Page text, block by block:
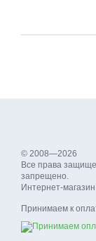
© 2008—2026
Все права
запрещено.
Интернет-
Принимаем к